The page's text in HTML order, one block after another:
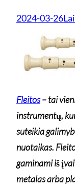
2024-03-26
Fleitos– tai
instrumentų,
suteikia
nuotaikas.
gaminami iš
metalas arba